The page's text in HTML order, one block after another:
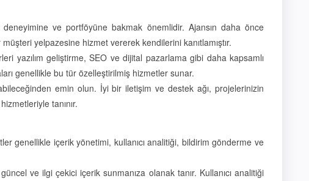
ve portföyüne bakmak önemlidir. Ajansın daha önce
yelpazesine hizmet vererek kendilerini kanıtlamıştır.
yazılım geliştirme, SEO ve dijital pazarlama gibi daha kapsamlı
genellikle bu tür özelleştirilmiş hizmetler sunar.
emin olun. İyi bir iletişim ve destek ağı, projelerinizin
tanınır.
genellikle içerik yönetimi, kullanıcı analitiği, bildirim gönderme ve
ve ilgi çekici içerik sunmanıza olanak tanır. Kullanıcı analitiği